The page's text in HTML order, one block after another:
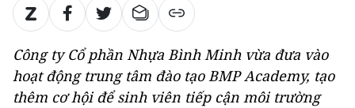
Công ty Cổ phần Nhựa Bình Minh vừa đưa vào
hoạt động trung tâm đào tạo BMP Academy, tạo
thêm cơ hội để sinh viên tiếp cận môi trường